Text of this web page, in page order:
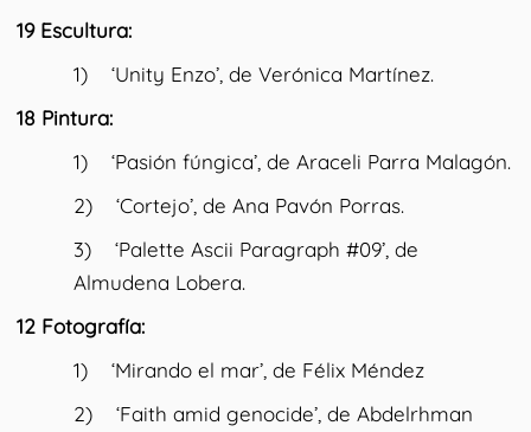
19 Escultura:
1) ‘Unity Enzo’, de Verónica Martínez.
18 Pintura:
1) ‘Pasión fúngica’, de Araceli Parra Malagón.
2) ‘Cortejo’, de Ana Pavón Porras.
3) ‘Palette Ascii Paragraph #09’, de
Almudena Lobera.
12 Fotografía:
1) ‘Mirando el mar’, de Félix Méndez
2) ‘Faith amid genocide’, de Abdelrhman